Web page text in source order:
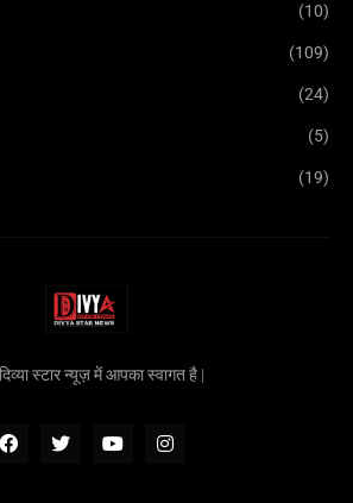
(10)
(109)
(24)
(5)
(19)
दिव्या स्टार न्यूज़ में आपका स्वागत है |